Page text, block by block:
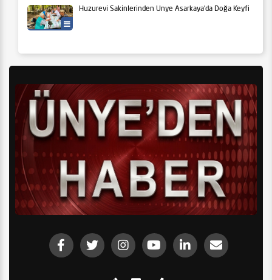
Huzurevi Sakinlerinden Ünye Asarkaya’da Doğa Keyfi